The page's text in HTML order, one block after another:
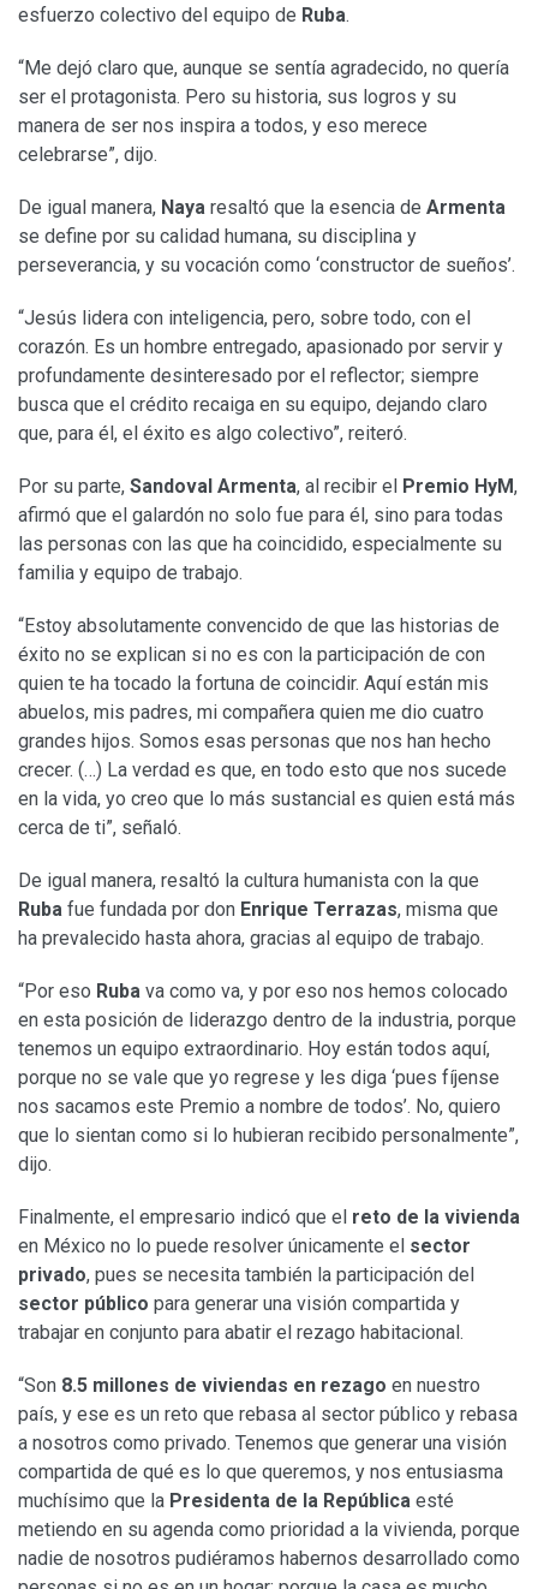
esfuerzo colectivo del equipo de Ruba.
“Me dejó claro que, aunque se sentía agradecido, no quería
ser el protagonista. Pero su historia, sus logros y su
manera de ser nos inspira a todos, y eso merece
celebrarse”, dijo.
De igual manera, Naya resaltó que la esencia de Armenta
se define por su calidad humana, su disciplina y
perseverancia, y su vocación como ‘constructor de sueños’.
“Jesús lidera con inteligencia, pero, sobre todo, con el
corazón. Es un hombre entregado, apasionado por servir y
profundamente desinteresado por el reflector; siempre
busca que el crédito recaiga en su equipo, dejando claro
que, para él, el éxito es algo colectivo”, reiteró.
Por su parte, Sandoval Armenta, al recibir el Premio HyM,
afirmó que el galardón no solo fue para él, sino para todas
las personas con las que ha coincidido, especialmente su
familia y equipo de trabajo.
“Estoy absolutamente convencido de que las historias de
éxito no se explican si no es con la participación de con
quien te ha tocado la fortuna de coincidir. Aquí están mis
abuelos, mis padres, mi compañera quien me dio cuatro
grandes hijos. Somos esas personas que nos han hecho
crecer. (…) La verdad es que, en todo esto que nos sucede
en la vida, yo creo que lo más sustancial es quien está más
cerca de ti”, señaló.
De igual manera, resaltó la cultura humanista con la que
Ruba fue fundada por don Enrique Terrazas, misma que
ha prevalecido hasta ahora, gracias al equipo de trabajo.
“Por eso Ruba va como va, y por eso nos hemos colocado
en esta posición de liderazgo dentro de la industria, porque
tenemos un equipo extraordinario. Hoy están todos aquí,
porque no se vale que yo regrese y les diga ‘pues fíjense
nos sacamos este Premio a nombre de todos’. No, quiero
que lo sientan como si lo hubieran recibido personalmente”,
dijo.
Finalmente, el empresario indicó que el reto de la vivienda
en México no lo puede resolver únicamente el sector
privado, pues se necesita también la participación del
sector público para generar una visión compartida y
trabajar en conjunto para abatir el rezago habitacional.
“Son 8.5 millones de viviendas en rezago en nuestro
país, y ese es un reto que rebasa al sector público y rebasa
a nosotros como privado. Tenemos que generar una visión
compartida de qué es lo que queremos, y nos entusiasma
muchísimo que la Presidenta de la República esté
metiendo en su agenda como prioridad a la vivienda, porque
nadie de nosotros pudiéramos habernos desarrollado como